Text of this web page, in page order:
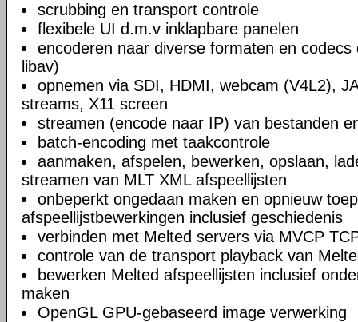
scrubbing en transport controle
flexibele UI d.m.v inklapbare panelen
encoderen naar diverse formaten en codecs
libav)
opnemen via SDI, HDMI, webcam (V4L2),
streams, X11 screen
streamen (encode naar IP) van bestanden
batch-encoding met taakcontrole
aanmaken, afspelen, bewerken, opslaan,
streamen van MLT XML afspeellijsten
onbeperkt ongedaan maken en opnieuw
afspeellijstbewerkingen inclusief geschiedenis
verbinden met Melted servers via MVCP
controle van de transport playback van
bewerken Melted afspeellijsten inclusief
maken
OpenGL GPU-gebaseerd image verwerking